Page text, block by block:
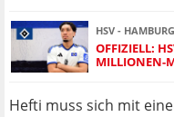
HSV -
OFFIZIELL:
MILLIONEN-
Hefti muss sich mit